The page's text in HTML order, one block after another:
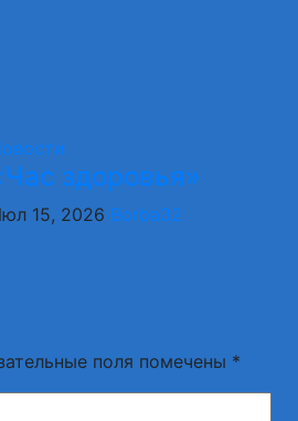
здоровья»
15, 2026 Borba32
поля помечены *